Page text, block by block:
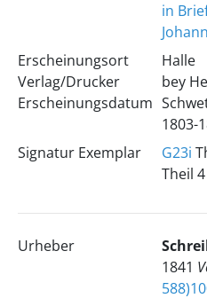
in
Erscheinungsort
Verlag/Drucker
Erscheinungsdatum
Halle
bey
1803-
Signatur Exemplar
G23i
Theil 4
Urheber
1841